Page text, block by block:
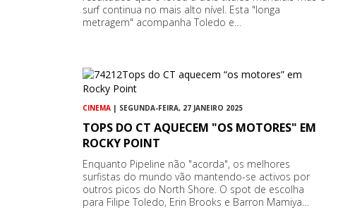
surf continua no mais alto nível. Esta "longa
metragem" acompanha Toledo e…
CINEMA | SEGUNDA-FEIRA, 27 JANEIRO 2025
TOPS DO CT AQUECEM "OS MOTORES" EM
ROCKY POINT
Enquanto Pipeline não "acorda", os melhores
surfistas do mundo vão mantendo-se activos por
outros picos do North Shore. O spot de escolha
para Filipe Toledo, Erin Brooks e Barron Mamiya…